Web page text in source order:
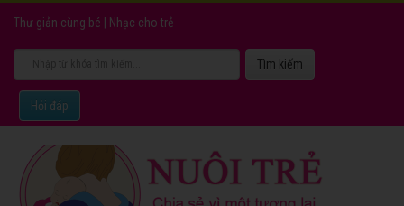
Thư giản cùng bé Nhạc cho trẻ
Hỏi đáp